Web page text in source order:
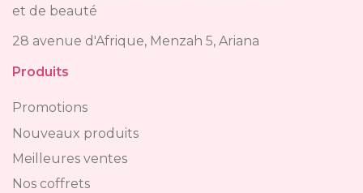
et de beauté
28 avenue d'Afrique, Menzah 5, Ariana
Produits
Promotions
Nouveaux produits
Meilleures ventes
Nos coffrets